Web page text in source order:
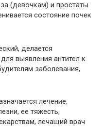
(девочкам) и простаты
состояние почек
делается
выявления антител к
заболевания,
лечение.
ее тяжесть,
лечащий врач